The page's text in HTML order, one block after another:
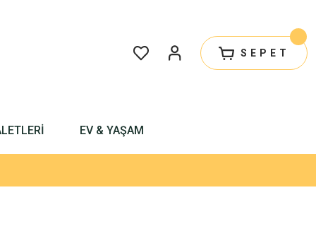
SEPET
EV & YAŞAM